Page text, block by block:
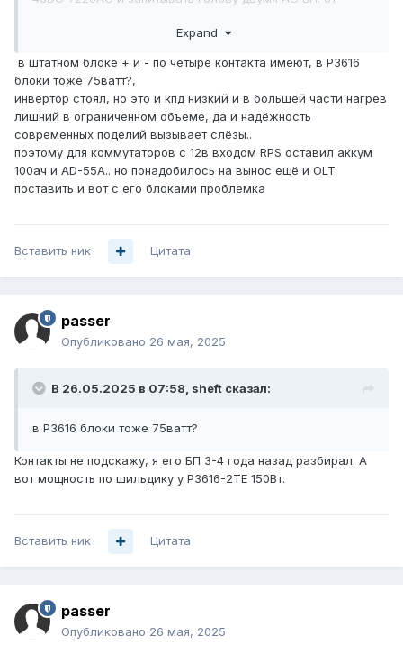
серийно воспроизводимо) или вообще поставить ИБП
Expand
в штатном блоке + и - по четыре контакта имеют, в Р3616
блоки тоже 75ватт?,
инвертор стоял, но это и кпд низкий и в большей части нагрев
лишний в ограниченном объеме, да и надёжность
современных поделий вызывает слёзы..
поэтому для коммутаторов с 12в входом RPS оставил аккум
100ач и AD-55A.. но понадобилось на вынос ещё и OLT
поставить и вот с его блоками проблемка
Вставить ник Цитата
passer
Опубликовано 26 мая, 2025
В 26.05.2025 в 07:58, sheft сказал:
в Р3616 блоки тоже 75ватт?
Контакты не подскажу, я его БП 3-4 года назад разбирал. А
вот мощность по шильдику у P3616-2TE 150Вт.
Вставить ник Цитата
passer
Опубликовано 26 мая, 2025